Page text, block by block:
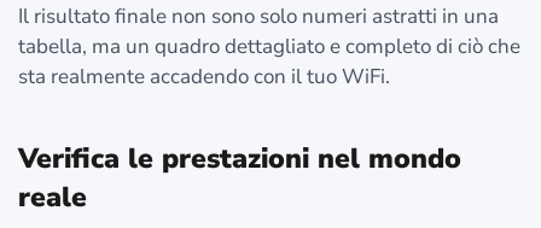
Il risultato finale non sono solo numeri astratti in una
tabella, ma un quadro dettagliato e completo di ciò che
sta realmente accadendo con il tuo WiFi.
Verifica le prestazioni nel mondo
reale